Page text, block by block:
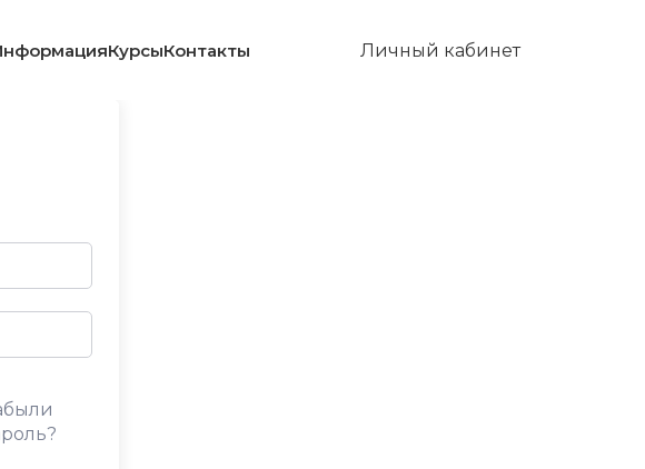
КурсыКонтакты Личный кабинет